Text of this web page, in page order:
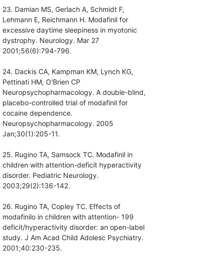
23. Damian MS, Gerlach A, Schmidt F,
Lehmann E, Reichmann H. Modafinil for
excessive daytime sleepiness in myotonic
dystrophy. Neurology. Mar 27
2001;56(6):794-796.
24. Dackis CA, Kampman KM, Lynch KG,
Pettinati HM, O'Brien CP
Neuropsychopharmacology. A double-blind,
placebo-controlled trial of modafinil for
cocaine dependence.
Neuropsychopharmacology. 2005
Jan;30(1):205-11.
25. Rugino TA, Samsock TC. Modafinil in
children with attention-deficit hyperactivity
disorder. Pediatric Neurology.
2003;29(2):136-142.
26. Rugino TA, Copley TC. Effects of
modafinilo in children with attention- 199
deficit/hyperactivity disorder: an open-label
study. J Am Acad Child Adolesc Psychiatry.
2001;40:230-235.